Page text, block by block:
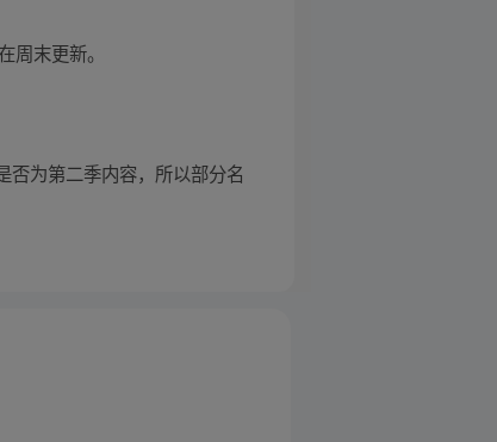
末更新。
否为第二季内容，所以部分名